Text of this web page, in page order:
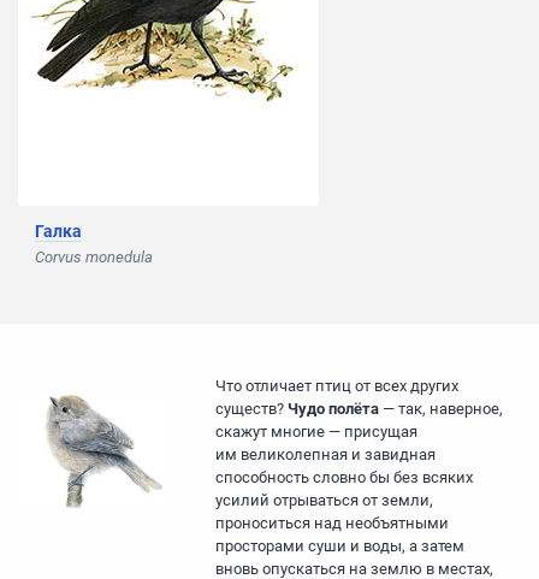
Галка
Corvus monedula
Что отличает птиц от всех других
существ? Чудо полёта — так, наверное,
скажут многие — присущая
им великолепная и завидная
способность словно бы без всяких
усилий отрываться от земли,
проноситься над необъятными
просторами суши и воды, а затем
вновь опускаться на землю в местах,